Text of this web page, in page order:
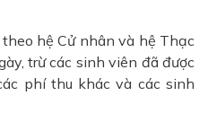
hệ Cử nhân và hệ Thạc
trừ các sinh viên đã được
phí thu khác và các sinh